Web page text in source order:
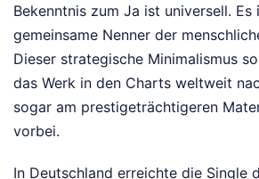
Bekenntnis zum Ja ist universell.
gemeinsame Nenner der
Dieser strategische Minimalismus
das Werk in den Charts weltweit
sogar am prestigeträchtigeren
vorbei.
In Deutschland erreichte die Single